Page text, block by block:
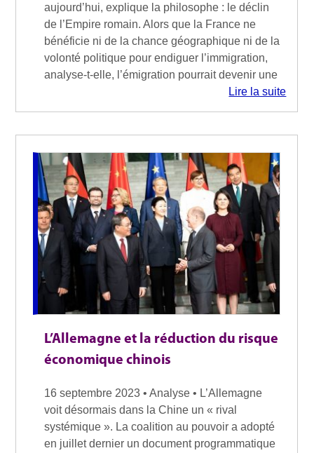
aujourd’hui, explique la philosophe : le déclin
de l’Empire romain. Alors que la France ne
bénéficie ni de la chance géographique ni de la
volonté politique pour endiguer l’immigration,
analyse-t-elle, l’émigration pourrait devenir une
Lire la suite
L’Allemagne et la réduction du risque
économique chinois
16 septembre 2023 • Analyse • L’Allemagne
voit désormais dans la Chine un « rival
systémique ». La coalition au pouvoir a adopté
en juillet dernier un document programmatique